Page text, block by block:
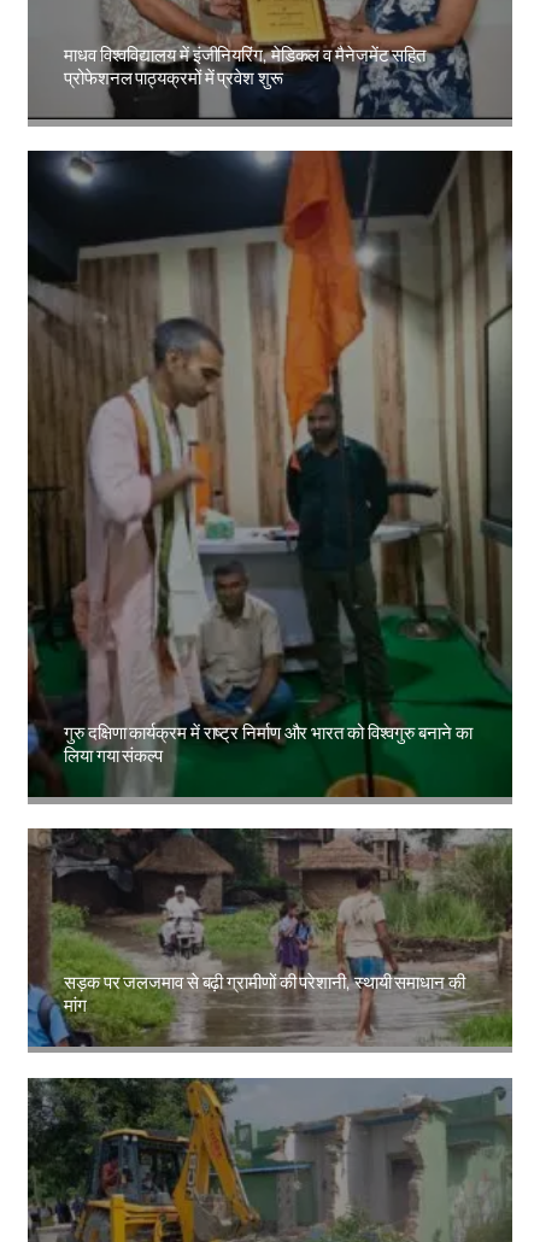
माधव विश्वविद्यालय में इंजीनियरिंग, मेडिकल व मैनेजमेंट सहित
प्रोफेशनल पाठ्यक्रमों में प्रवेश शुरू
Amit Lekh
गुरु दक्षिणा कार्यक्रम में राष्ट्र निर्माण और भारत को विश्वगुरु बनाने का
लिया गया संकल्प
सड़क पर जलजमाव से बढ़ी ग्रामीणों की परेशानी, स्थायी समाधान की
मांग
Amit Lekh